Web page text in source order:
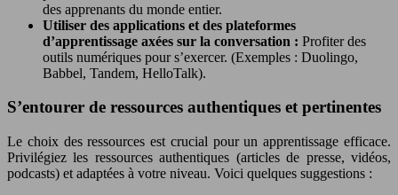
des apprenants du monde entier.
Utiliser des applications et des plateformes
d’apprentissage axées sur la conversation : Profiter des
outils numériques pour s’exercer. (Exemples : Duolingo,
Babbel, Tandem, HelloTalk).
S’entourer de ressources authentiques et pertinentes
Le choix des ressources est crucial pour un apprentissage efficace.
Privilégiez les ressources authentiques (articles de presse, vidéos,
podcasts) et adaptées à votre niveau. Voici quelques suggestions :